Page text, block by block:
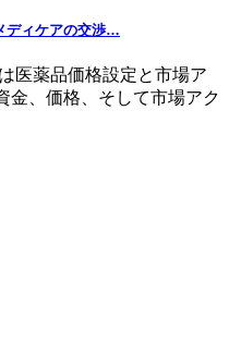
ディケアの交渉…
医薬品価格設定と市場ア
金、価格、そして市場アク